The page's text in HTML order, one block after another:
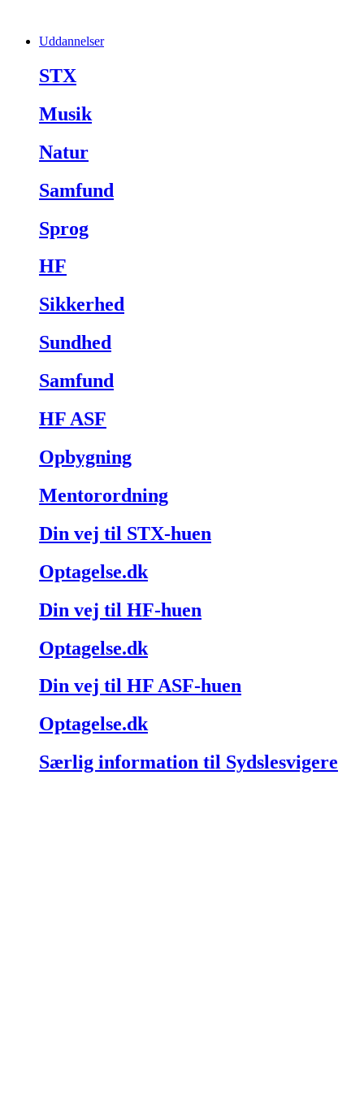
Uddannelser
STX
Musik
Natur
Samfund
Sprog
HF
Sikkerhed
Sundhed
Samfund
HF ASF
Opbygning
Mentorordning
Din vej til STX-huen
Optagelse.dk
Din vej til HF-huen
Optagelse.dk
Din vej til HF ASF-huen
Optagelse.dk
Særlig information til Sydslesvigere